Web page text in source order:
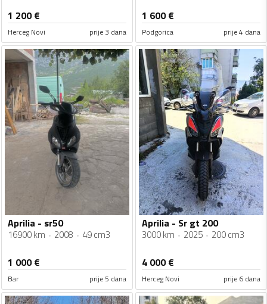
1 200€
Herceg Novi prije 3 dana
1 600€
Podgorica prije 4 dana
Aprilia - sr50
16900 km 2008 49 cm3
1 000€
Bar prije 5 dana
Aprilia - Sr gt 200
3000 km 2025 200 cm3
4 000€
Herceg Novi prije 6 dana